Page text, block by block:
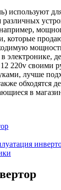
используют
различных
которые
электронике,
220v своими
лучше
обходятся
в